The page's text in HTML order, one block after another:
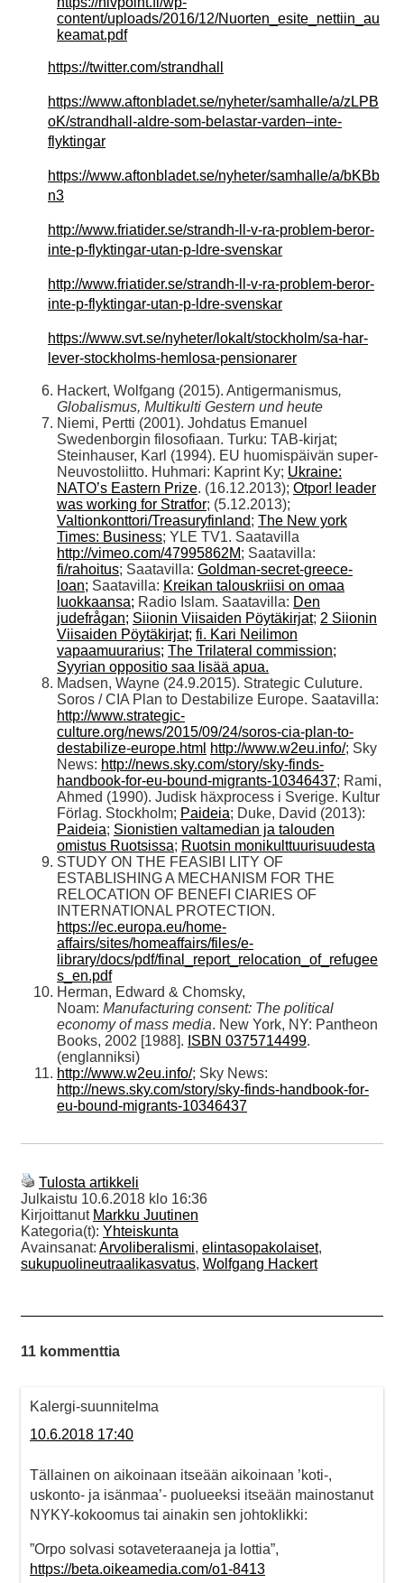
content/uploads/2016/12/Nuorten_esite_nettiin_au
keamat.pdf
https://twitter.com/strandhall
https://www.aftonbladet.se/nyheter/samhalle/a/zLPB
oK/strandhall-aldre-som-belastar-varden–inte-
flyktingar
https://www.aftonbladet.se/nyheter/samhalle/a/bKBb
n3
http://www.friatider.se/strandh-ll-v-ra-problem-beror-
inte-p-flyktingar-utan-p-ldre-svenskar
http://www.friatider.se/strandh-ll-v-ra-problem-beror-
inte-p-flyktingar-utan-p-ldre-svenskar
https://www.svt.se/nyheter/lokalt/stockholm/sa-har-
lever-stockholms-hemlosa-pensionarer
Hackert, Wolfgang (2015). Antigermanismus,
Globalismus, Multikulti Gestern und heute
Niemi, Pertti (2001). Johdatus Emanuel
Swedenborgin filosofiaan. Turku: TAB-kirjat;
Steinhauser, Karl (1994). EU huomispäivän super-
Neuvostoliitto. Huhmari: Kaprint Ky; Ukraine:
NATO’s Eastern Prize. (16.12.2013); Otpor! leader
was working for Stratfor; (5.12.2013);
Valtionkonttori/Treasuryfinland; The New york
Times: Business; YLE TV1. Saatavilla
http://vimeo.com/47995862M; Saatavilla:
fi/rahoitus; Saatavilla: Goldman-secret-greece-
loan; Saatavilla: Kreikan talouskriisi on omaa
luokkaansa; Radio Islam. Saatavilla: Den
judefrågan; Siionin Viisaiden Pöytäkirjat; 2 Siionin
Viisaiden Pöytäkirjat; fi. Kari Neilimon
vapaamuurarius; The Trilateral commission;
Syyrian oppositio saa lisää apua.
Madsen, Wayne (24.9.2015). Strategic Culuture.
Soros / CIA Plan to Destabilize Europe. Saatavilla:
http://www.strategic-
culture.org/news/2015/09/24/soros-cia-plan-to-
destabilize-europe.html http://www.w2eu.info/; Sky
News: http://news.sky.com/story/sky-finds-
handbook-for-eu-bound-migrants-10346437; Rami,
Ahmed (1990). Judisk häxprocess i Sverige. Kultur
Förlag. Stockholm; Paideia; Duke, David (2013):
Paideia; Sionistien valtamedian ja talouden
omistus Ruotsissa; Ruotsin monikulttuurisuudesta
STUDY ON THE FEASIBI LITY OF
ESTABLISHING A MECHANISM FOR THE
RELOCATION OF BENEFI CIARIES OF
INTERNATIONAL PROTECTION.
https://ec.europa.eu/home-
affairs/sites/homeaffairs/files/e-
library/docs/pdf/final_report_relocation_of_refugee
s_en.pdf
Herman, Edward & Chomsky,
Noam: Manufacturing consent: The political
economy of mass media. New York, NY: Pantheon
Books, 2002 [1988]. ISBN 0375714499.
(englanniksi)
http://www.w2eu.info/; Sky News:
http://news.sky.com/story/sky-finds-handbook-for-
eu-bound-migrants-10346437
Tulosta artikkeli
Julkaistu 10.6.2018 klo 16:36
Kirjoittanut Markku Juutinen
Kategoria(t): Yhteiskunta
Avainsanat: Arvoliberalismi, elintasopakolaiset,
sukupuolineutraalikasvatus, Wolfgang Hackert
11 kommenttia
Kalergi-suunnitelma
10.6.2018 17:40
Tällainen on aikoinaan itseään aikoinaan ’koti-,
uskonto- ja isänmaa’- puolueeksi itseään mainostanut
NYKY-kokoomus tai ainakin sen johtoklikki:
”Orpo solvasi sotaveteraaneja ja lottia”,
https://beta.oikeamedia.com/o1-8413